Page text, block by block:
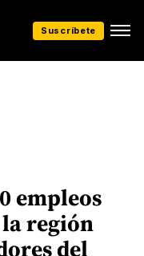
Suscríbete
empleos
región
del